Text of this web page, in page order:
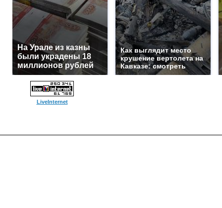
На Урале из казны
были украдены 18
миллионов рублей
Как выглядит место
крушение вертолета на
Кавказе: смотреть
LiveInternet